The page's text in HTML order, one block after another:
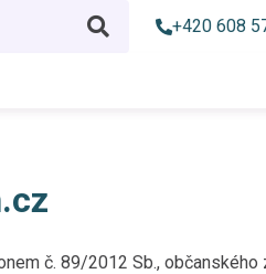
+420 608
č. 89/2012 Sb.,